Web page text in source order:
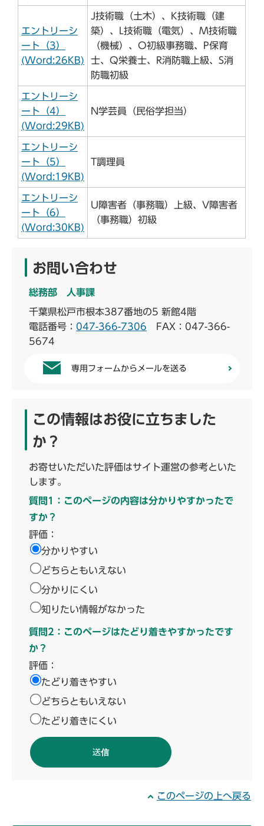
エントリーシ
ート（3）
(Word:26KB)
J技術職（土木）、K技術職（建
築）、L技術職（電気）、M技術職
（機械）、O初級事務職、P保育
士、Q栄養士、R消防職上級、S消
防職初級
エントリーシ
ート（4）
(Word:29KB)
N学芸員（民俗学担当）
エントリーシ
ート（5）
(Word:19KB)
T調理員
エントリーシ
ート（6）
(Word:30KB)
U障害者（事務職）上級、V障害者
（事務職）初級
お問い合わせ
総務部 人事課
千葉県松戸市根本387番地の5 新館4階
電話番号： 047-366-7306 FAX：047-366-
5674
専用フォームからメールを送る
この情報はお役に立ちました
か？
お寄せいただいた評価はサイト運営の参考といた
します。
質問1：このページの内容は分かりやすかったで
すか？
評価：
分かりやすい
どちらともいえない
分かりにくい
知りたい情報がなかった
質問2：このページはたどり着きやすかったです
か？
評価：
たどり着きやすい
どちらともいえない
たどり着きにくい
このページの上へ戻る